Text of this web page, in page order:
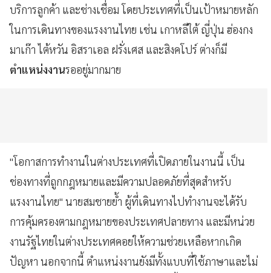
บริการลูกค้า และช่างเชื่อม โดยประเทศที่เป็นเป้าหมายหลัก
ในการเดินทางของแรงงานไทย เช่น เกาหลีใต้ ญี่ปุ่น ฮ่องกง
มาเก๊า ไต้หวัน อิสราเอล ฝรั่งเศส และสิงคโปร์ ต่างก็มี
ตำแหน่งงานรออยู่มากมาย
"โอกาสการทำงานในต่างประเทศที่เปิดภายในงานนี้ เป็น
ช่องทางที่ถูกกฎหมายและมีความปลอดภัยที่สุดสำหรับ
แรงงานไทย" นายสมชายย้ำ ผู้ที่เดินทางไปทำงานจะได้รับ
การคุ้มครองตามกฎหมายของประเทศปลายทาง และมีหน่วย
งานรัฐไทยในต่างประเทศคอยให้ความช่วยเหลือหากเกิด
ปัญหา นอกจากนี้ ตำแหน่งงานยังมีทั้งแบบที่ใช้ภาษาและไม่